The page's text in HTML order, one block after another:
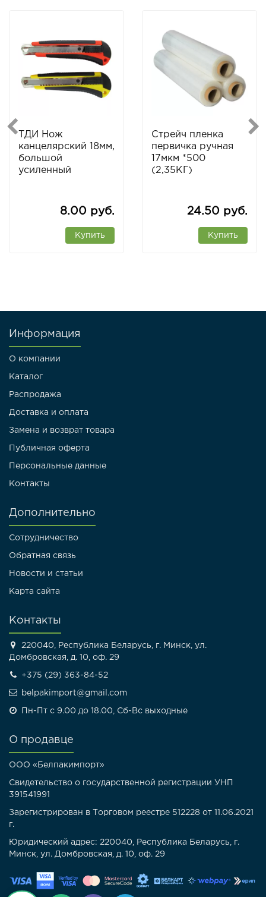
ТДИ Нож
канцелярский 18мм,
большой
усиленный
8.00 руб.
Купить
Стрейч пленка
первичка ручная
17мкм *500
(2,35КГ)
24.50 руб.
Купить
Информация
О компании
Каталог
Распродажа
Доставка и оплата
Замена и возврат товара
Публичная оферта
Персональные данные
Контакты
Дополнительно
Сотрудничество
Обратная связь
Новости и статьи
Карта сайта
Контакты
220040, Республика Беларусь, г. Минск, ул.
Домбровская, д. 10, оф. 29
+375 (29) 363-84-52
belpakimport@gmail.com
Пн-Пт с 9.00 до 18.00, Сб-Вс выходные
О продавце
ООО «Белпакимпорт»
Свидетельство о государственной регистрации УНП
391541991
Зарегистрирован в Торговом реестре 512228 от 11.06.2021
г.
Юридический адрес: 220040, Республика Беларусь, г.
Минск, ул. Домбровская, д. 10, оф. 29